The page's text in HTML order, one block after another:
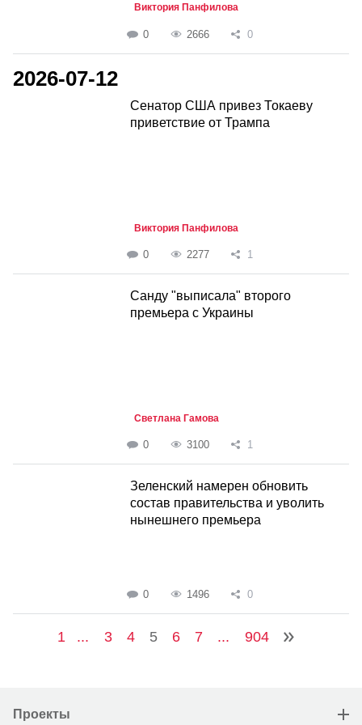
Виктория Панфилова
0 2666 0
2026-07-12
Сенатор США привез Токаеву
приветствие от Трампа
Виктория Панфилова
0 2277 1
Санду "выписала" второго
премьера с Украины
Светлана Гамова
0 3100 1
Зеленский намерен обновить
состав правительства и уволить
нынешнего премьера
0 1496 0
1 ... 3 4 5 6 7 ... 904
Проекты